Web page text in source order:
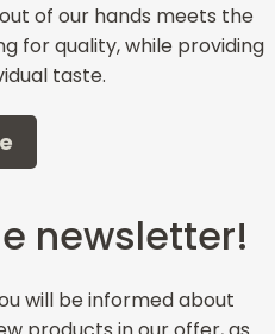
of our hands meets the
for quality, while providing
taste.
newsletter!
will be informed about